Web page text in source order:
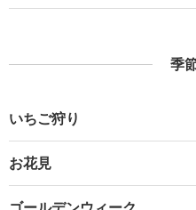
季
いちご狩り
お花見